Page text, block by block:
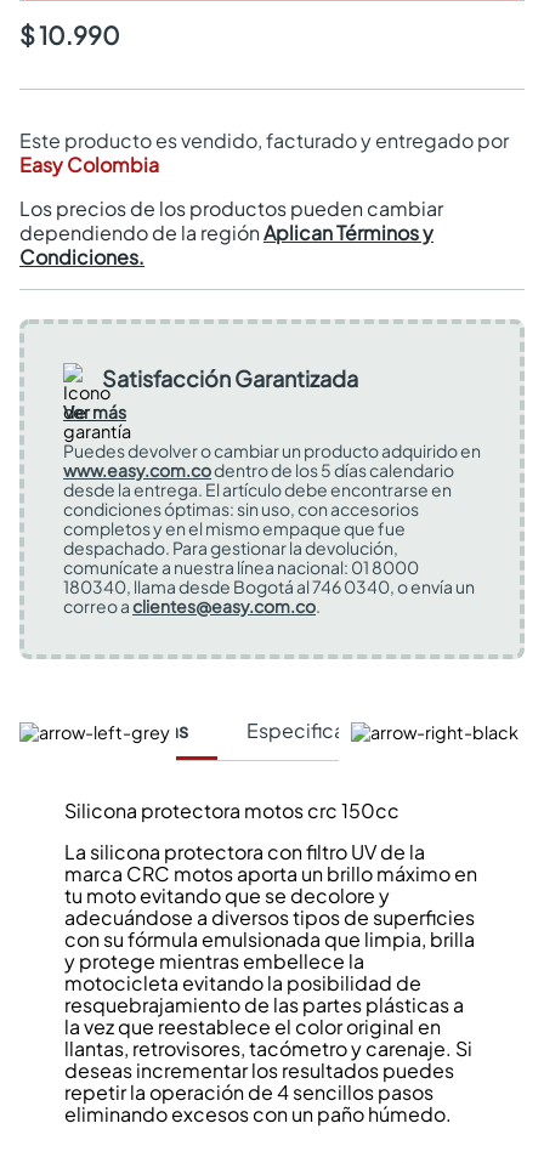
$ 10.990
Este producto es vendido, facturado y entregado por
Easy Colombia
Los precios de los productos pueden cambiar
dependiendo de la regiónAplican Términos y
Condiciones.
Satisfacción Garantizada
Ver más
Puedes devolver o cambiar un producto adquirido en
www.easy.com.codentro de los 5 días calendario
desde la entrega. El artículo debe encontrarse en
condiciones óptimas: sin uso, con accesorios
completos y en el mismo empaque que fue
despachado. Para gestionar la devolución,
comunícate a nuestra línea nacional: 01 8000
180340, llama desde Bogotá al 746 0340, o envía un
correo aclientes@easy.com.co.
Características Especificaciones Técnicas
Silicona protectora motos crc 150cc
La silicona protectora con filtro UV de la
marca CRC motos aporta un brillo máximo en
tu moto evitando que se decolore y
adecuándose a diversos tipos de superficies
con su fórmula emulsionada que limpia, brilla
y protege mientras embellece la
motocicleta evitando la posibilidad de
resquebrajamiento de las partes plásticas a
la vez que reestablece el color original en
llantas, retrovisores, tacómetro y carenaje. Si
deseas incrementar los resultados puedes
repetir la operación de 4 sencillos pasos
eliminando excesos con un paño húmedo.